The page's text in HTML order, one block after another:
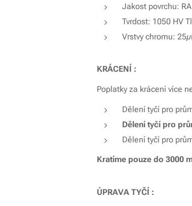
Jakost povrchu:
Tvrdost: 1050 HV
Vrstvy chromu:
KRÁCENÍ :
Poplatky za krácení více
Dělení tyčí pro
Dělení tyčí pro
Dělení tyčí pro
Kratíme pouze do 3000
ÚPRAVA TYČÍ :